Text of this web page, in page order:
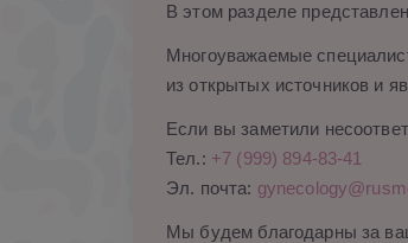
В этом разделе
Многоуважаемые
из открытых источников и
Если вы заметили
Тел.: +7 (999) 894-83-41
Эл. почта:
Мы будем благодарны за